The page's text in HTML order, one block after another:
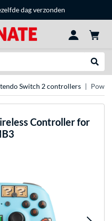
dag verzonden
Switch 2 controllers
Controller for